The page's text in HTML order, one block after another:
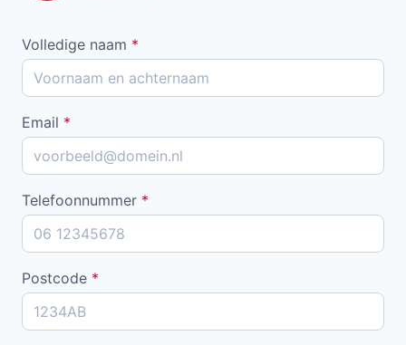
Volledige naam *
Email *
Telefoonnummer *
Postcode *